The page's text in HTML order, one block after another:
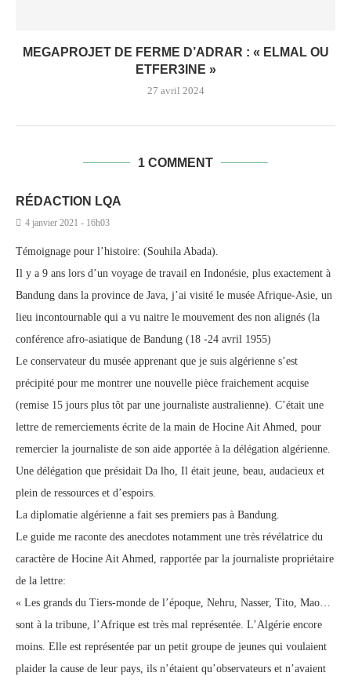
MEGAPROJET DE FERME D’ADRAR : « ELMAL OU
ETFER3INE »
27 avril 2024
1 COMMENT
RÉDACTION LQA
4 janvier 2021 - 16h03
Témoignage pour l’histoire: (Souhila Abada).
Il y a 9 ans lors d’un voyage de travail en Indonésie, plus exactement à
Bandung dans la province de Java, j’ai visité le musée Afrique-Asie, un
lieu incontournable qui a vu naitre le mouvement des non alignés (la
conférence afro-asiatique de Bandung (18 -24 avril 1955)
Le conservateur du musée apprenant que je suis algérienne s’est
précipité pour me montrer une nouvelle pièce fraichement acquise
(remise 15 jours plus tôt par une journaliste australienne). C’était une
lettre de remerciements écrite de la main de Hocine Ait Ahmed, pour
remercier la journaliste de son aide apportée à la délégation algérienne.
Une délégation que présidait Da lho, Il était jeune, beau, audacieux et
plein de ressources et d’espoirs.
La diplomatie algérienne a fait ses premiers pas à Bandung.
Le guide me raconte des anecdotes notamment une très révélatrice du
caractère de Hocine Ait Ahmed, rapportée par la journaliste propriétaire
de la lettre:
« Les grands du Tiers-monde de l’époque, Nehru, Nasser, Tito, Mao…
sont à la tribune, l’Afrique est très mal représentée. L’Algérie encore
moins. Elle est représentée par un petit groupe de jeunes qui voulaient
plaider la cause de leur pays, ils n’étaient qu’observateurs et n’avaient